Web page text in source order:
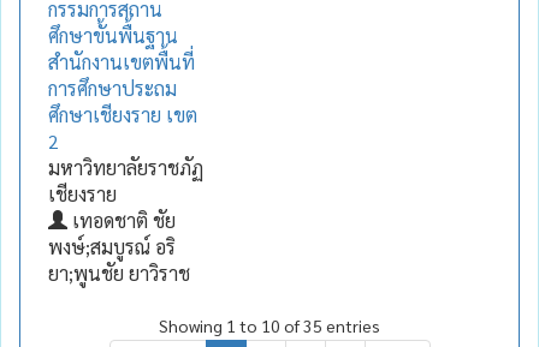
กรรมการสถาน
ศึกษาขั้นพื้นฐาน
สำนักงานเขตพื้นที่
การศึกษาประถม
ศึกษาเชียงราย เขต
2
มหาวิทยาลัยราชภัฏ
เชียงราย
เทอดชาติ ชัย
พงษ์;สมบูรณ์ อริ
ยา;พูนชัย ยาวิราช
Showing 1 to 10 of 35 entries